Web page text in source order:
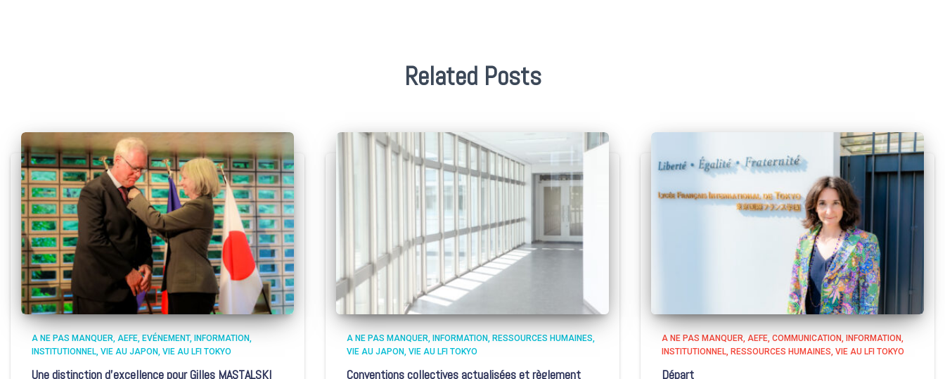
Related Posts
A NE PAS MANQUER AEFE EVÉNEMENT
INFORMATION
INSTITUTIONNEL VIE AU JAPON VIE AU LFI TOKYO
Une distinction d’excellence pour Gilles MASTALSKI
A NE PAS MANQUER INFORMATION
RESSOURCES HUMAINES
VIE AU JAPON VIE AU LFI TOKYO
Conventions collectives actualisées et règlement
A NE PAS MANQUER AEFE COMMUNICATION
INFORMATION
INSTITUTIONNEL RESSOURCES HUMAINES VIE AU LFI TOKYO
Départ